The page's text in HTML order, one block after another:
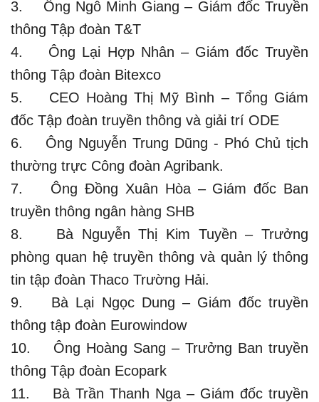
3. Ông Ngô Minh Giang – Giám đốc Truyền
thông Tập đoàn T&T
4. Ông Lại Hợp Nhân – Giám đốc Truyền
thông Tập đoàn Bitexco
5. CEO Hoàng Thị Mỹ Bình – Tổng Giám
đốc Tập đoàn truyền thông và giải trí ODE
6. Ông Nguyễn Trung Dũng - Phó Chủ tịch
thường trực Công đoàn Agribank.
7. Ông Đồng Xuân Hòa – Giám đốc Ban
truyền thông ngân hàng SHB
8. Bà Nguyễn Thị Kim Tuyền – Trưởng
phòng quan hệ truyền thông và quản lý thông
tin tập đoàn Thaco Trường Hải.
9. Bà Lại Ngọc Dung – Giám đốc truyền
thông tập đoàn Eurowindow
10. Ông Hoàng Sang – Trưởng Ban truyền
thông Tập đoàn Ecopark
11. Bà Trần Thanh Nga – Giám đốc truyền